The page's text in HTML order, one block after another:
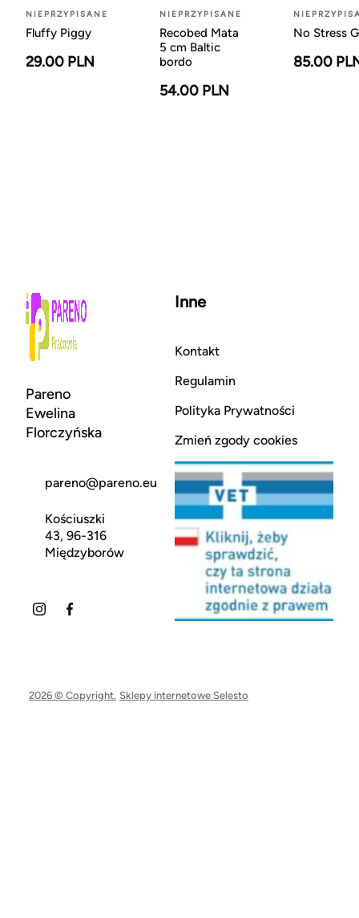
NIEPRZYPISANE
Fluffy Piggy
29.00 PLN
NIEPRZYPISANE
Recobed Mata
5 cm Baltic
bordo
54.00 PLN
No Stress
85.00
Pareno
Ewelina
Florczyńska
pareno@pareno.eu
Kościuszki
43, 96-316
Międzyborów
Inne
Kontakt
Regulamin
Polityka Prywatności
Zmień zgody cookies
2026 © Copyright. Sklepy internetowe Selesto